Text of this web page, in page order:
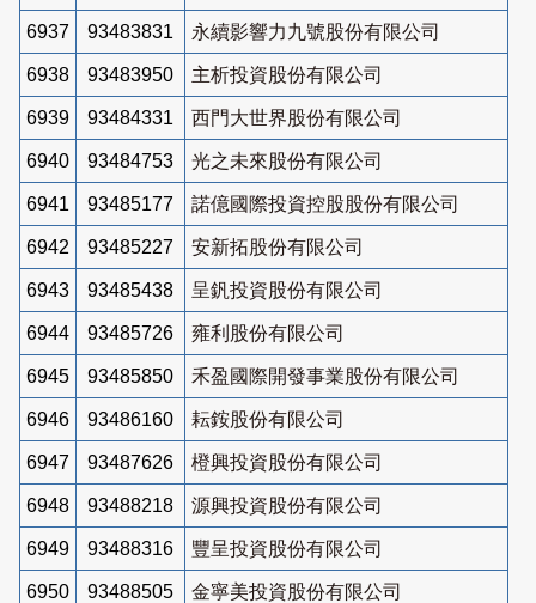
6937 93483831 永續影響力九號股份有限公司
6938 93483950 主析投資股份有限公司
6939 93484331 西門大世界股份有限公司
6940 93484753 光之未來股份有限公司
6941 93485177 諾億國際投資控股股份有限公司
6942 93485227 安新拓股份有限公司
6943 93485438 呈釩投資股份有限公司
6944 93485726 雍利股份有限公司
6945 93485850 禾盈國際開發事業股份有限公司
6946 93486160 耘銨股份有限公司
6947 93487626 橙興投資股份有限公司
6948 93488218 源興投資股份有限公司
6949 93488316 豐呈投資股份有限公司
6950 93488505
金寧美投資股份有限公司